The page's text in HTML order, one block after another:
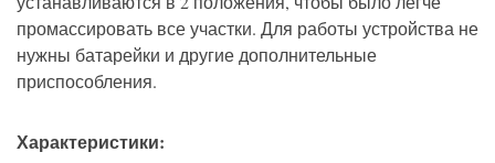
промассировать все участки. Для работы устройства не
нужны батарейки и другие дополнительные
приспособления.
Характеристики: